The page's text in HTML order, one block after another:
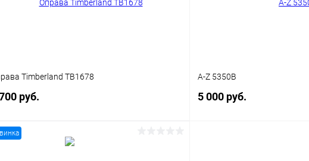
Timberland TB1678
руб.
В корзину
A-Z 5350B
5 000 руб.